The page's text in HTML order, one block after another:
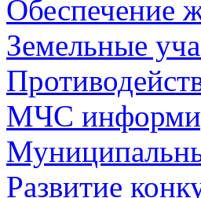
Обеспечение
Земельные
МЧС
Развитие